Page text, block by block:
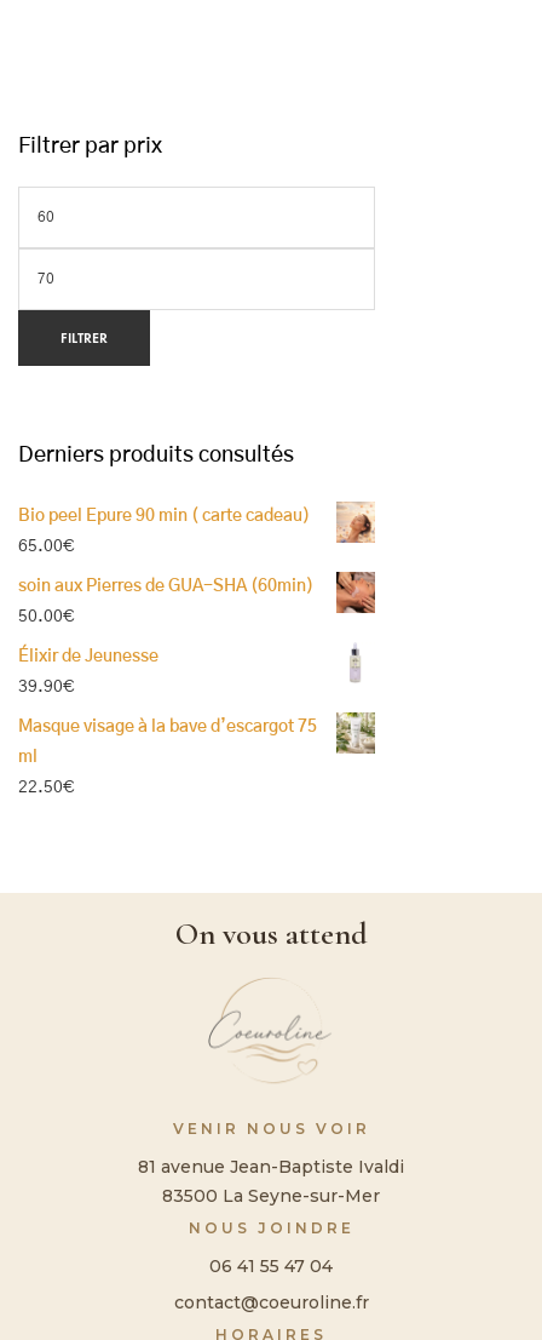
Filtrer par prix
FILTRER
Derniers produits consultés
Bio peel Epure 90 min ( carte cadeau)
65.00€
soin aux Pierres de GUA-SHA (60min)
50.00€
Élixir de Jeunesse
39.90€
Masque visage à la bave d’escargot 75
ml
22.50€
On vous attend
VENIR NOUS VOIR
81 avenue Jean-Baptiste Ivaldi
83500 La Seyne-sur-Mer
NOUS JOINDRE
06 41 55 47 04
contact@coeuroline.fr
HORAIRES